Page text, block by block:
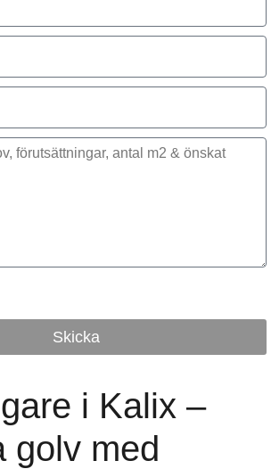
i Kalix –
golv med
Skicka